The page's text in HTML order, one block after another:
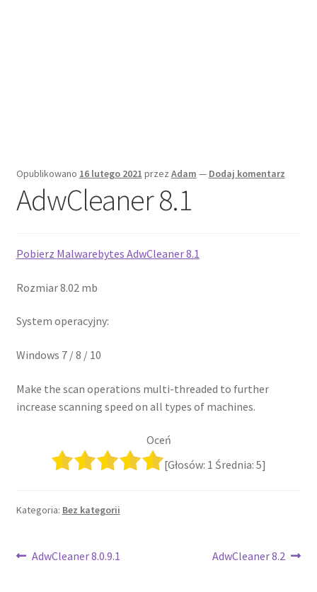
Opublikowano 16 lutego 2021 przez Adam — Dodaj komentarz
AdwCleaner 8.1
Pobierz Malwarebytes AdwCleaner 8.1
Rozmiar 8.02 mb
System operacyjny:
Windows 7 / 8 / 10
Make the scan operations multi-threaded to further
increase scanning speed on all types of machines.
Oceń
[Głosów: 1 Średnia: 5]
Kategoria: Bez kategorii
Nawigacja
Poprzedni
AdwCleaner 8.0.9.1
Następny
AdwCleaner 8.2